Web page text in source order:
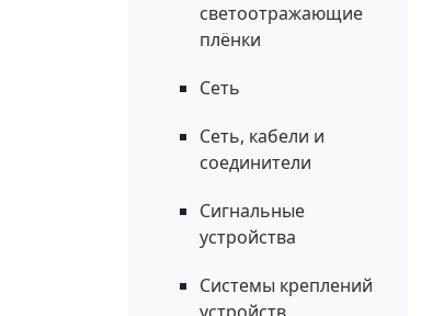
светоотражающие
плёнки
Сеть
Сеть, кабели и
соединители
Сигнальные
устройства
Системы креплений